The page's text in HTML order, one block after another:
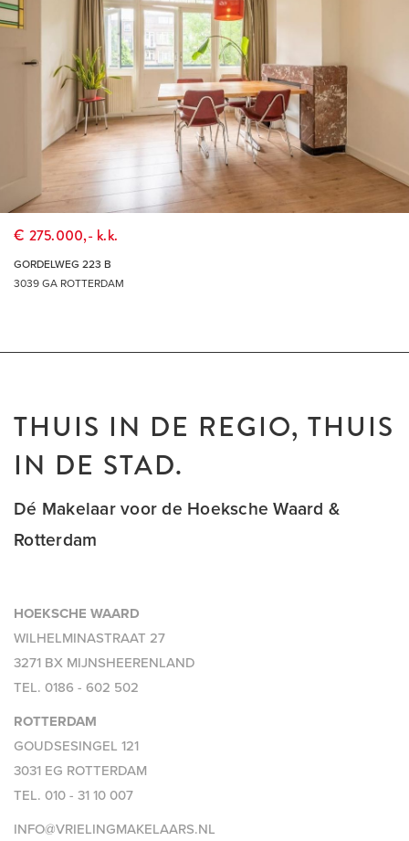
€ 275.000,- k.k.
GORDELWEG 223 B
3039 GA ROTTERDAM
THUIS IN DE REGIO, THUIS
IN DE STAD.
Dé Makelaar voor de Hoeksche Waard &
Rotterdam
HOEKSCHE WAARD
WILHELMINASTRAAT 27
3271 BX MIJNSHEERENLAND
TEL. 0186 - 602 502
ROTTERDAM
GOUDSESINGEL 121
3031 EG ROTTERDAM
TEL. 010 - 31 10 007
INFO@VRIELINGMAKELAARS.NL